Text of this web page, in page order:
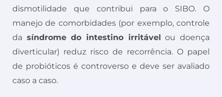
dismotilidade que contribui para o SIBO. O
manejo de comorbidades (por exemplo, controle
da síndrome do intestino irritável ou doença
diverticular) reduz risco de recorrência. O papel
de probióticos é controverso e deve ser avaliado
caso a caso.